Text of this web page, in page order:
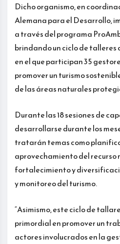
Dicho organismo, en
Alemana para el Desarrollo,
a través del programa
brindando un ciclo de
en el que participan 35
promover un turismo
de las áreas naturales
Durante las 18 sesiones de
desarrollarse durante los
tratarán temas como
aprovechamiento del recurso
fortalecimiento y
y monitoreo del turismo.
“Asimismo, este ciclo de
primordial en promover un
actores involucrados en la